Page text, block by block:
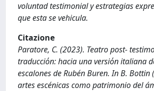
voluntad testimonial y estrategias
que esta se vehicula.
Citazione
Paratore, C. (2023). Teatro post-
traducciόn: hacia una versiόn italiana
escalones de Rubén Buren. In B. Bottin
artes escénicas como patrimonio del